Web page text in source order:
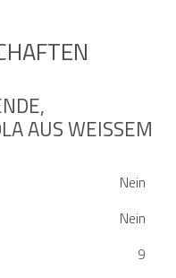
AUS WEISSEM A
Nein
Nein
9